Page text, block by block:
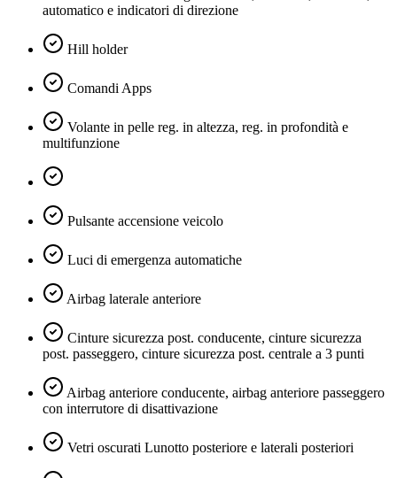
automatico e indicatori di direzione
Hill holder
Comandi Apps
Volante in pelle reg. in altezza, reg. in profondità e
multifunzione
Pulsante accensione veicolo
Luci di emergenza automatiche
Airbag laterale anteriore
Cinture sicurezza post. conducente, cinture sicurezza
post. passeggero, cinture sicurezza post. centrale a 3 punti
Airbag anteriore conducente, airbag anteriore passeggero
con interrutore di disattivazione
Vetri oscurati Lunotto posteriore e laterali posteriori